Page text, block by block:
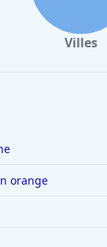
Villes
orange